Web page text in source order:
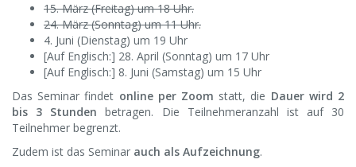
15. März (Freitag) um 18 Uhr.
24. März (Sonntag) um 11 Uhr.
4. Juni (Dienstag) um 19 Uhr
[Auf Englisch:] 28. April (Sonntag) um 17 Uhr
[Auf Englisch:] 8. Juni (Samstag) um 15 Uhr
Das Seminar findet online per Zoom statt, die Dauer wird 2
bis 3 Stunden betragen. Die Teilnehmeranzahl ist auf 30
Teilnehmer begrenzt.
Zudem ist das Seminar auch als Aufzeichnung.